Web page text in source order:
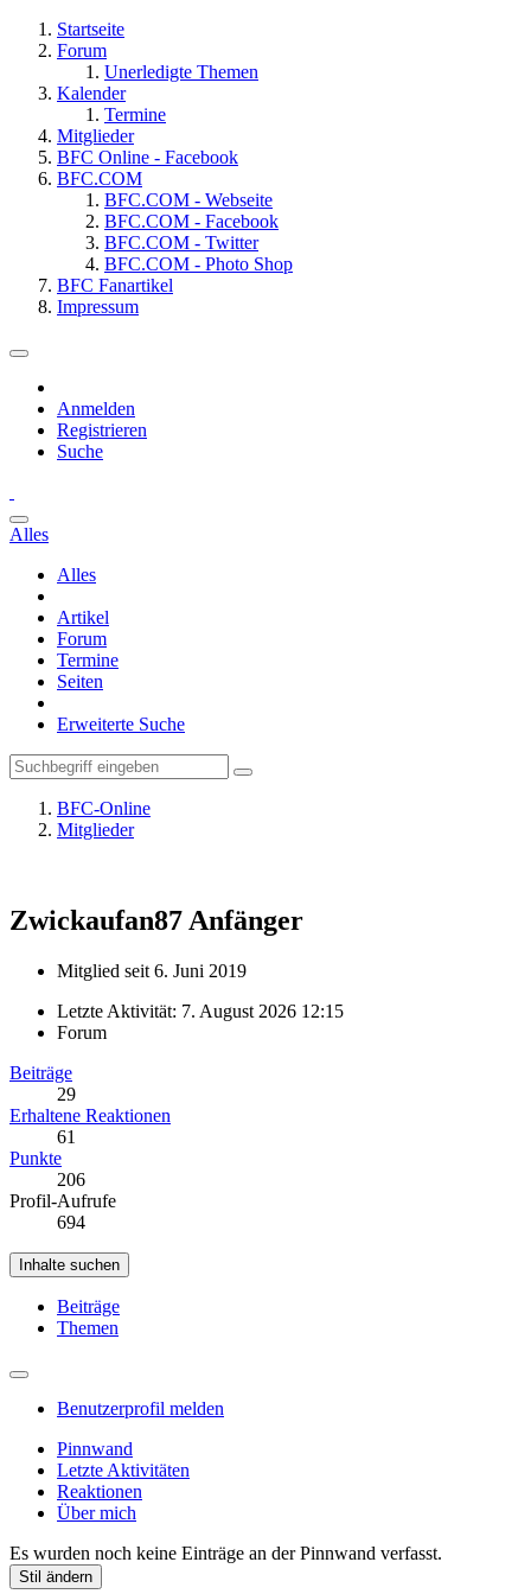
Startseite
Forum
Unerledigte Themen
Kalender
Termine
Mitglieder
BFC Online - Facebook
BFC.COM
BFC.COM - Webseite
BFC.COM - Facebook
BFC.COM - Twitter
BFC.COM - Photo Shop
BFC Fanartikel
Impressum
Anmelden
Registrieren
Suche
Alles
Alles
Artikel
Forum
Termine
Seiten
Erweiterte Suche
BFC-Online
Mitglieder
Zwickaufan87 Anfänger
Mitglied seit 6. Juni 2019
Letzte Aktivität: 7. August 2026 12:15
Forum
Beiträge
29
Erhaltene Reaktionen
61
Punkte
206
Profil-Aufrufe
694
Inhalte suchen
Beiträge
Themen
Benutzerprofil melden
Pinnwand
Letzte Aktivitäten
Reaktionen
Über mich
Es wurden noch keine Einträge an der Pinnwand verfasst.
Stil ändern